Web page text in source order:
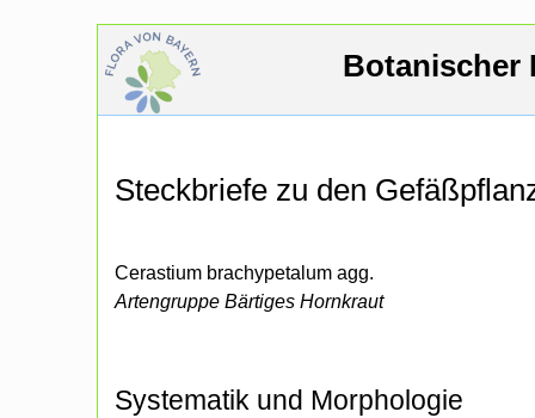
Botanischer
Steckbriefe zu den
Cerastium brachypetalum agg.
Artengruppe Bärtiges Hornkraut
Systematik und Morphologie